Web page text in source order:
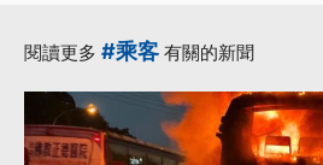
閱讀更多 #乘客 有關的新聞